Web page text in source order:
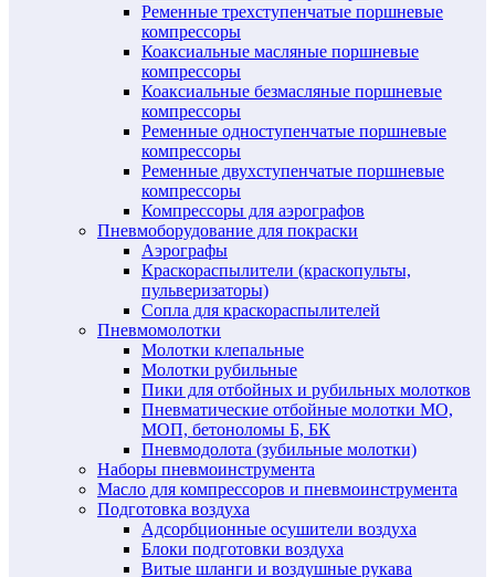
Ременные трехступенчатые поршневые
компрессоры
Коаксиальные масляные поршневые
компрессоры
Коаксиальные безмасляные поршневые
компрессоры
Ременные одноступенчатые поршневые
компрессоры
Ременные двухступенчатые поршневые
компрессоры
Компрессоры для аэрографов
Пневмоборудование для покраски
Аэрографы
Краскораспылители (краскопульты,
пульверизаторы)
Сопла для краскораспылителей
Пневмомолотки
Молотки клепальные
Молотки рубильные
Пики для отбойных и рубильных молотков
Пневматические отбойные молотки МО,
МОП, бетоноломы Б, БК
Пневмодолота (зубильные молотки)
Наборы пневмоинструмента
Масло для компрессоров и пневмоинструмента
Подготовка воздуха
Адсорбционные осушители воздуха
Блоки подготовки воздуха
Витые шланги и воздушные рукава